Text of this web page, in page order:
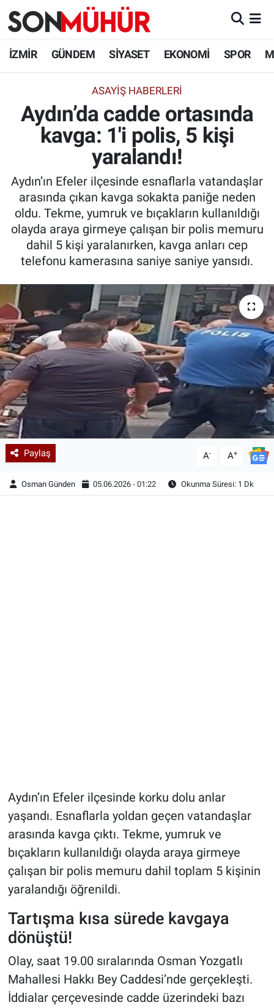
İZMİR GÜNDEM SİYASET EKONOMİ SPOR
ASAYIŞ HABERLERI
Aydın’da cadde ortasında
kavga: 1'i polis, 5 kişi
yaralandı!
Aydın’ın Efeler ilçesinde esnaflarla vatandaşlar
arasında çıkan kavga sokakta paniğe neden
oldu. Tekme, yumruk ve bıçakların kullanıldığı
olayda araya girmeye çalışan bir polis memuru
dahil 5 kişi yaralanırken, kavga anları cep
telefonu kamerasına saniye saniye yansıdı.
Paylaş A- A+
Osman Günden 05.06.2026 - 01:22 Okunma Süresi: 1 Dk
Aydın’ın Efeler ilçesinde korku dolu anlar
yaşandı. Esnaflarla yoldan geçen vatandaşlar
arasında kavga çıktı. Tekme, yumruk ve
bıçakların kullanıldığı olayda araya girmeye
çalışan bir polis memuru dahil toplam 5 kişinin
yaralandığı öğrenildi.
Tartışma kısa sürede kavgaya
dönüştü!
Olay, saat 19.00 sıralarında Osman Yozgatlı
Mahallesi Hakkı Bey Caddesi’nde gerçekleşti.
İddialar çerçevesinde cadde üzerindeki bazı
İzmir Nöbetçi Eczaneler
İzmir Namaz Vakitleri
İzmir Trafik Yoğunluk Haritası
Süper Lig Puan Durumu ve Fikstür
Tüm Manşetler
Son Dakika Haberleri
Haber Arşivi